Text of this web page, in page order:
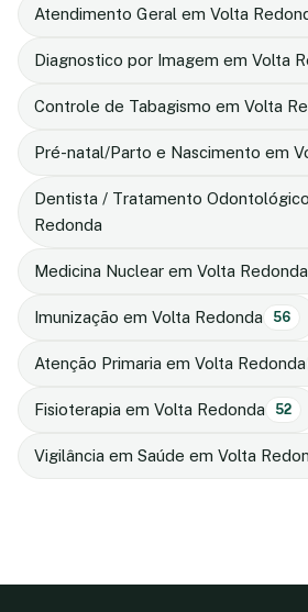
Atendimento Geral em Volta
Diagnostico por Imagem em Volta
Controle de Tabagismo em Volta
Pré-natal/Parto e Nascimento em
Dentista / Tratamento
Redonda
Medicina Nuclear em Volta Redonda
Imunização em Volta Redonda 56
Atenção Primaria em Volta Redonda
Fisioterapia em Volta Redonda 52
Vigilância em Saúde em Volta